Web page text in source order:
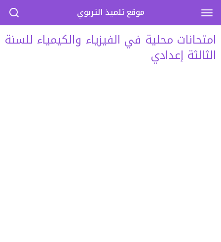
امتحانات محلية في الفيزياء والكيمياء للسنة
الثالثة إعدادي
موقع تلميذ التربوي